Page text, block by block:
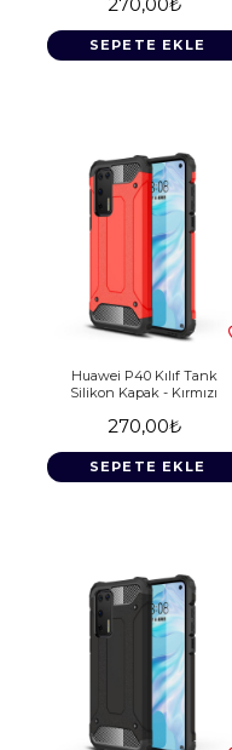
SEPETE EKLE
Huawei P40 Kılıf Tank
Silikon Kapak - Kırmızı
270,00₺
SEPETE EKLE